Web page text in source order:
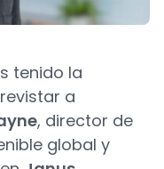
tenido la
a
, director de
global y